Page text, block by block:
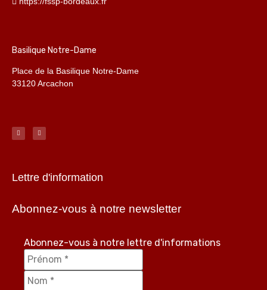
Basilique Notre-Dame
Place de la Basilique Notre-Dame
33120 Arcachon
Lettre d'information
Abonnez-vous à notre newsletter
Abonnez-vous à notre lettre d'informations